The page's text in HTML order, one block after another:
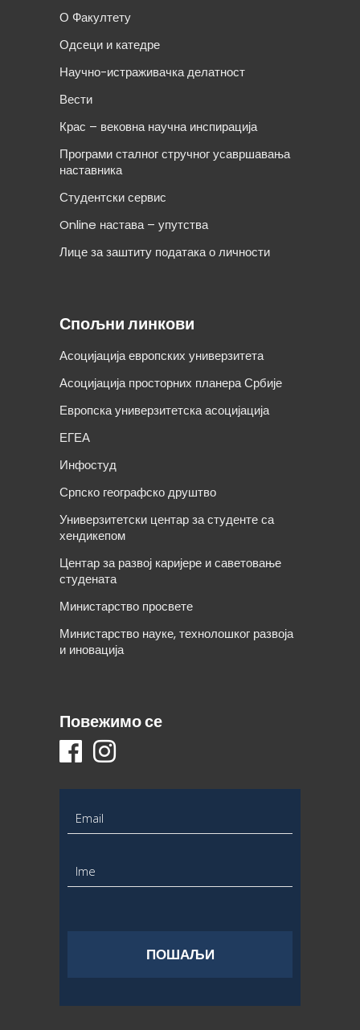
О Факултету
Одсеци и катедре
Научно-истраживачка делатност
Вести
Крас – вековна научна инспирација
Програми сталног стручног усавршавања
наставника
Студентски сервис
Online настава – упутства
Лице за заштиту података о личности
Спољни линкови
Асоцијација европских универзитета
Асоцијација просторних планера Србије
Европска универзитетска асоцијација
ЕГЕА
Инфостуд
Српско географско друштво
Универзитетски центар за студенте са
хендикепом
Центар за развој каријере и саветовање
студената
Министарство просвете
Министарство науке, технолошког развоја
и иновација
Повежимо се